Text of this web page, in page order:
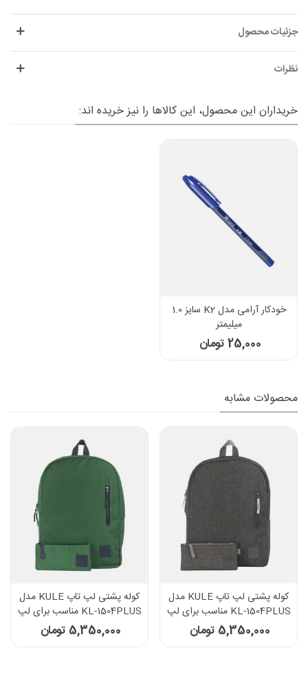
جزئیات محصول
نظرات
خریداران این محصول، این کالاها را نیز خریده اند:
خودکار آرامی مدل K2 سایز 1.0
میلیمتر
25,000 تومان
محصولات مشابه
کوله پشتی لپ تاپ KULE مدل
KL-1504PLUS مناسب برای لپ
تاپ 15.6 اینچی - رنگ زغالی5,350,000 تومان
کوله پشتی لپ تاپ KULE مدل
KL-1504PLUS مناسب برای لپ
تاپ 15.6 اینچی - رنگ سبز
5,350,000 تومان